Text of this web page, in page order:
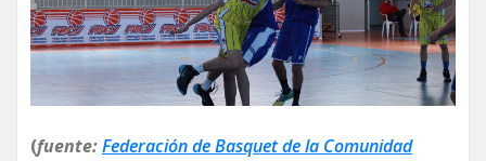
(fuente:Federación de Basquet de la Comunidad